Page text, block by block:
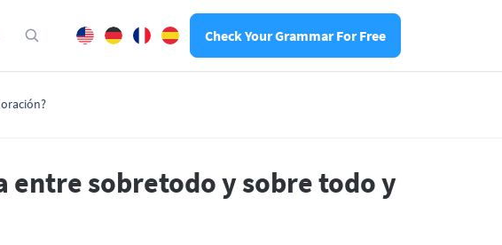
Check Your Grammar For Free
entre sobretodo y sobre todo y